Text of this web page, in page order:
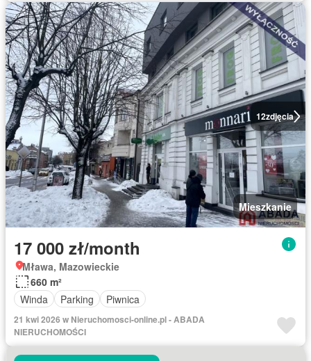
12zdjęcia
Mieszkanie
17 000 zł/month
Mława, Mazowieckie
660 m²
Winda
Parking Piwnica
21 kwi 2026 w Nieruchomosci-online.pl - ABADA
NIERUCHOMOŚCI